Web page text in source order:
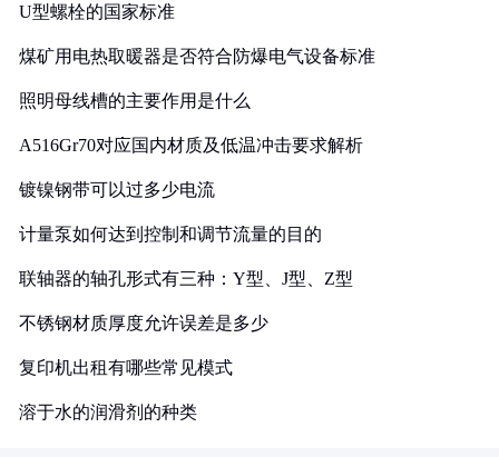
U型螺栓的国家标准
煤矿用电热取暖器是否符合防爆电气设备标准
照明母线槽的主要作用是什么
A516Gr70对应国内材质及低温冲击要求解析
镀镍钢带可以过多少电流
计量泵如何达到控制和调节流量的目的
联轴器的轴孔形式有三种：Y型、J型、Z型
不锈钢材质厚度允许误差是多少
复印机出租有哪些常见模式
溶于水的润滑剂的种类